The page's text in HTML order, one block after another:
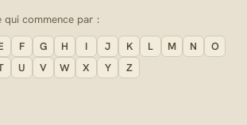
qui commence par :
F G H I J K L M N
O
U V W X Y Z